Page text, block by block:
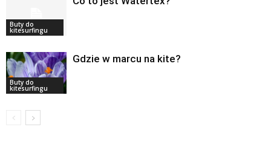
Buty do
kitesurfingu
Buty do
kitesurfingu
Gdzie w marcu na kite?